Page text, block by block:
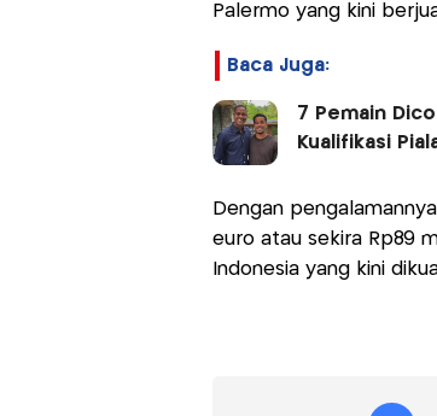
Palermo yang kini
Baca Juga:
7 Pemain
Kualifikasi
Dengan
euro atau sekira Rp89
Indonesia yang kini